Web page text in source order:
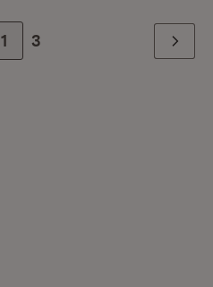
Zur Seite
1 Zur letzten Seite
3 Weiter